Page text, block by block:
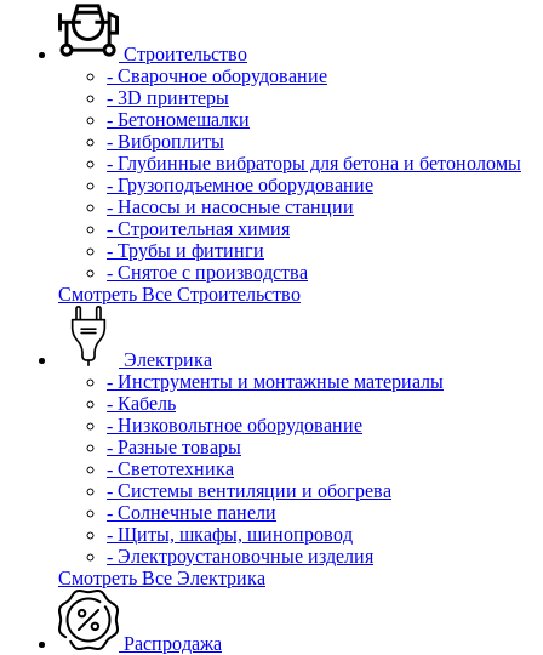
Строительство
- Сварочное оборудование
- 3D принтеры
- Бетономешалки
- Виброплиты
- Глубинные вибраторы для бетона и бетоноломы
- Грузоподъемное оборудование
- Насосы и насосные станции
- Строительная химия
- Трубы и фитинги
- Снятое с производства
Смотреть Все Строительство
Электрика
- Инструменты и монтажные материалы
- Кабель
- Низковольтное оборудование
- Разные товары
- Светотехника
- Системы вентиляции и обогрева
- Солнечные панели
- Щиты, шкафы, шинопровод
- Электроустановочные изделия
Смотреть Все Электрика
Распродажа